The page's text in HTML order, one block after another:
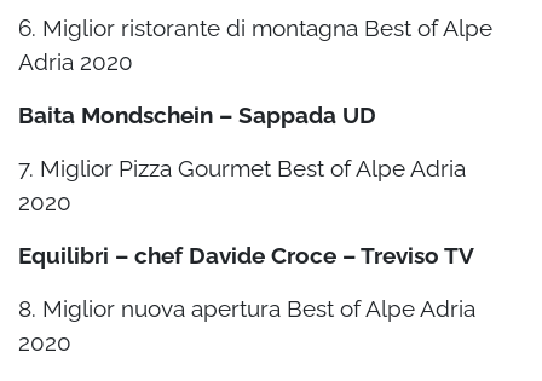
6. Miglior ristorante di montagna Best of Alpe
Adria 2020
Baita Mondschein – Sappada UD
7. Miglior Pizza Gourmet Best of Alpe Adria
2020
Equilibri – chef Davide Croce – Treviso TV
8. Miglior nuova apertura Best of Alpe Adria
2020